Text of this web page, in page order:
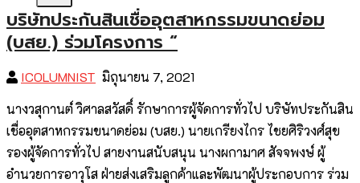
บริษัทประกันสินเชื่ออุตสาหกรรมขนาดย่อม
(บสย.) ร่วมโครงการ “
ICOLUMNIST มิถุนายน 7, 2021
นางวสุกานต์ วิศาลสวัสดิ์ รักษาการผู้จัดการทั่วไป บริษัทประกันสิน
เชื่ออุตสาหกรรมขนาดย่อม (บสย.) นายเกรียงไกร ไชยศิริวงศ์สุข
รองผู้จัดการทั่วไป สายงานสนับสนุน นางผกามาศ สัจจพงษ์ ผู้
อำนวยการอาวุโส ฝ่ายส่งเสริมลูกค้าและพัฒนาผู้ประกอบการ ร่วม